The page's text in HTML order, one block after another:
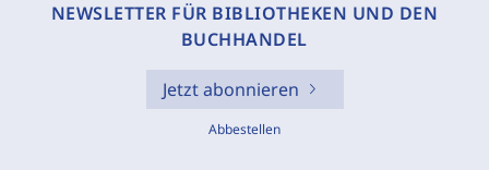
NEWSLETTER FÜR BIBLIOTHEKEN UND DEN
BUCHHANDEL
Jetzt abonnieren
Abbestellen